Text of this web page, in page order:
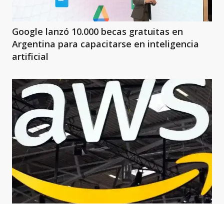
Google lanzó 10.000 becas gratuitas en
Argentina para capacitarse en inteligencia
artificial